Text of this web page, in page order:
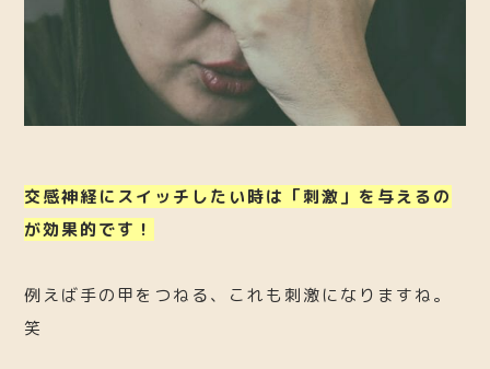
交感神経にスイッチしたい時は「刺激」を与えるの
が効果的です！
例えば手の甲をつねる、これも刺激になりますね。
笑